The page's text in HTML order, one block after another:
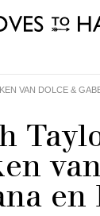
VAN DOLCE &
en